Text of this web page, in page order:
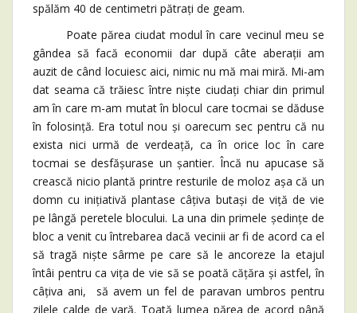
spălăm 40 de centimetri pătrați de geam.
Poate părea ciudat modul în care vecinul meu se
gândea să facă economii dar după câte aberații am
auzit de când locuiesc aici, nimic nu mă mai miră. Mi-am
dat seama că trăiesc între niște ciudați chiar din primul
am în care m-am mutat în blocul care tocmai se dăduse
în folosință. Era totul nou și oarecum sec pentru că nu
exista nici urmă de verdeață, ca în orice loc în care
tocmai se desfășurase un șantier. Încă nu apucase să
crească nicio plantă printre resturile de moloz așa că un
domn cu inițiativă plantase câțiva butași de viță de vie
pe lângă peretele blocului. La una din primele ședințe de
bloc a venit cu întrebarea dacă vecinii ar fi de acord ca el
să tragă niște sârme pe care să le ancoreze la etajul
întâi pentru ca vița de vie să se poată cățăra și astfel, în
câțiva ani, să avem un fel de paravan umbros pentru
zilele calde de vară. Toată lumea părea de acord până